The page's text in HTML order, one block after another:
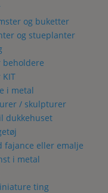
og buketter
og stueplanter
beholdere
i metal
/ skulpturer
dukkehuset
fajance eller emalje
i metal
ting